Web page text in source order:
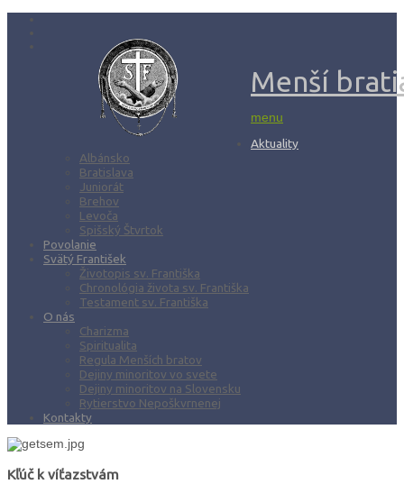
Menší
menu
Aktuality
Albánsko
Bratislava
Juniorát
Brehov
Levoča
Spišský Štvrtok
Povolanie
Svätý František
Životopis sv. Františka
Chronológia života sv. Františka
Testament sv. Františka
O nás
Charizma
Spiritualita
Regula Menších bratov
Dejiny minoritov vo svete
Dejiny minoritov na Slovensku
Rytierstvo Nepoškvrnenej
Kontakty
Kľúč k víťazstvám